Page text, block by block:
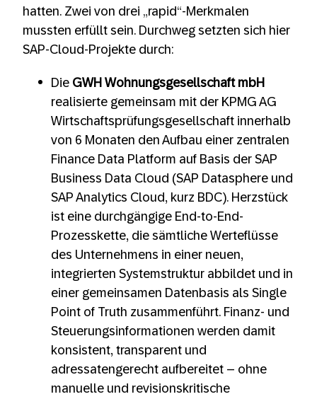
hatten. Zwei von drei „rapid“-Merkmalen
mussten erfüllt sein. Durchweg setzten sich hier
SAP-Cloud-Projekte durch:
Die GWH Wohnungsgesellschaft mbH
realisierte gemeinsam mit der KPMG AG
Wirtschaftsprüfungsgesellschaft innerhalb
von 6 Monaten den Aufbau einer zentralen
Finance Data Platform auf Basis der SAP
Business Data Cloud (SAP Datasphere und
SAP Analytics Cloud, kurz BDC). Herzstück
ist eine durchgängige End-to-End-
Prozesskette, die sämtliche Werteflüsse
des Unternehmens in einer neuen,
integrierten Systemstruktur abbildet und in
einer gemeinsamen Datenbasis als Single
Point of Truth zusammenführt. Finanz- und
Steuerungsinformationen werden damit
konsistent, transparent und
adressatengerecht aufbereitet – ohne
manuelle und revisionskritische